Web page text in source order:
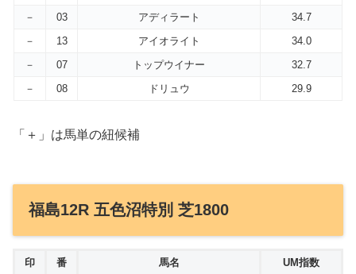
－
03 アディラート
34.7
－
13 アイオライト
34.0
－
07 トップウイナー
32.7
－
08 ドリュウ 29.9
「＋」は馬単の紐候補
福島12R 五色沼特別 芝1800
印 番 馬名 UM指数